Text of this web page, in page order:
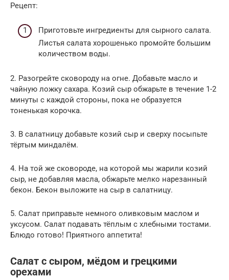
Рецепт:
Приготовьте ингредиенты для сырного салата.
Листья салата хорошенько промойте большим
количеством воды.
2. Разогрейте сковороду на огне. Добавьте масло и
чайную ложку сахара. Козий сыр обжарьте в течение 1-2
минуты с каждой стороны, пока не образуется
тоненькая корочка.
3. В салатницу добавьте козий сыр и сверху посыпьте
тёртым миндалём.
4. На той же сковороде, на которой мы жарили козий
сыр, не добавляя масла, обжарьте мелко нарезанный
бекон. Бекон выложите на сыр в салатницу.
5. Салат приправьте немного оливковым маслом и
уксусом. Салат подавать тёплым с хлебными тостами.
Блюдо готово! Приятного аппетита!
Салат с сыром, мёдом и грецкими
орехами